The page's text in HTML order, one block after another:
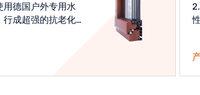
用德国户外专用水
行成超强的抗老化